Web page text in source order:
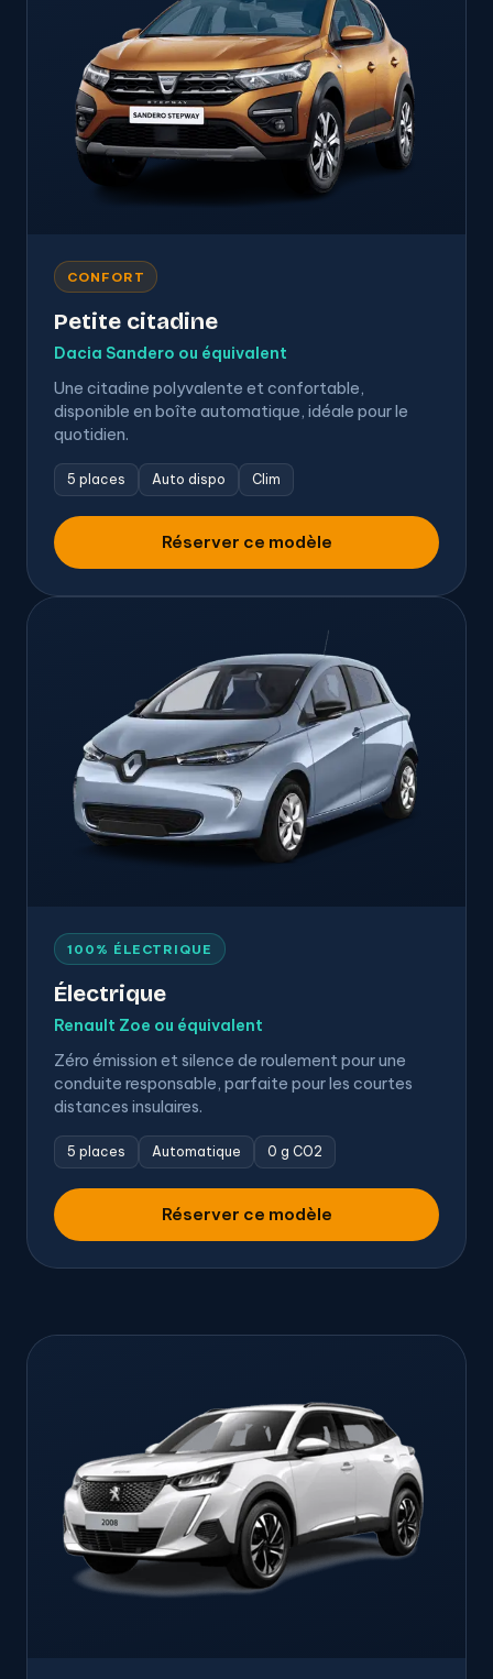
CONFORT
Petite citadine
Dacia Sandero ou équivalent
Une citadine polyvalente et confortable,
disponible en boîte automatique, idéale pour le
quotidien.
5 places Auto dispo Clim
Réserver ce modèle
100% ÉLECTRIQUE
Électrique
Renault Zoe ou équivalent
Zéro émission et silence de roulement pour une
conduite responsable, parfaite pour les courtes
distances insulaires.
5 places Automatique 0 g CO2
Réserver ce modèle